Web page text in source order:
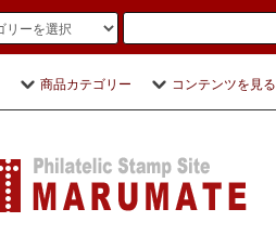
商品カテゴリー コンテンツを見る